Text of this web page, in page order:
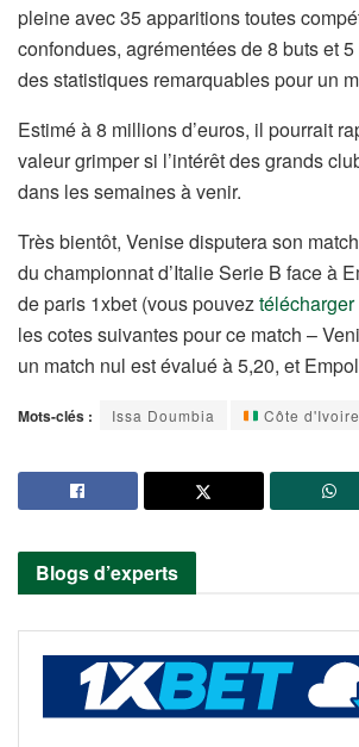
pleine avec 35 apparitions toutes
confondues, agrémentées de 8 buts et
des statistiques remarquables pour un
Estimé à 8 millions d’euros, il pourrait
valeur grimper si l’intérêt des grands
dans les semaines à venir.
Très bientôt, Venise disputera son
du championnat d’Italie Serie B face à
de paris 1xbet (vous pouvez
les cotes suivantes pour ce match –
un match nul est évalué à 5,20, et
Mots-clés : Issa Doumbia Côte d'Ivoire
Blogs d’experts